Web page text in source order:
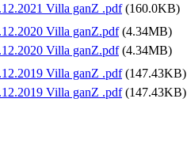
Villa ganZ .pdf(160.0KB)
Villa ganZ.pdf(4.34MB)
Villa ganZ.pdf(4.34MB)
Villa ganZ .pdf(147.43KB)
Villa ganZ .pdf(147.43KB)